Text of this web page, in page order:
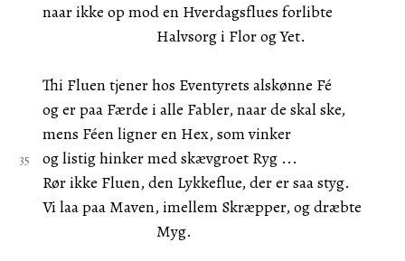
naar ikke op mod en Hverdagsflues forlibte
Halvsorg i Flor og Yet.
Thi Fluen tjener hos Eventyrets alskønne Fé
og er paa Færde i alle Fabler, naar de skal ske,
mens Féen ligner en Hex, som vinker
og listig hinker med skævgroet Ryg ...
Rør ikke Fluen, den Lykkeflue, der er saa styg.
Vi laa paa Maven, imellem Skræpper, og dræbte
Myg.